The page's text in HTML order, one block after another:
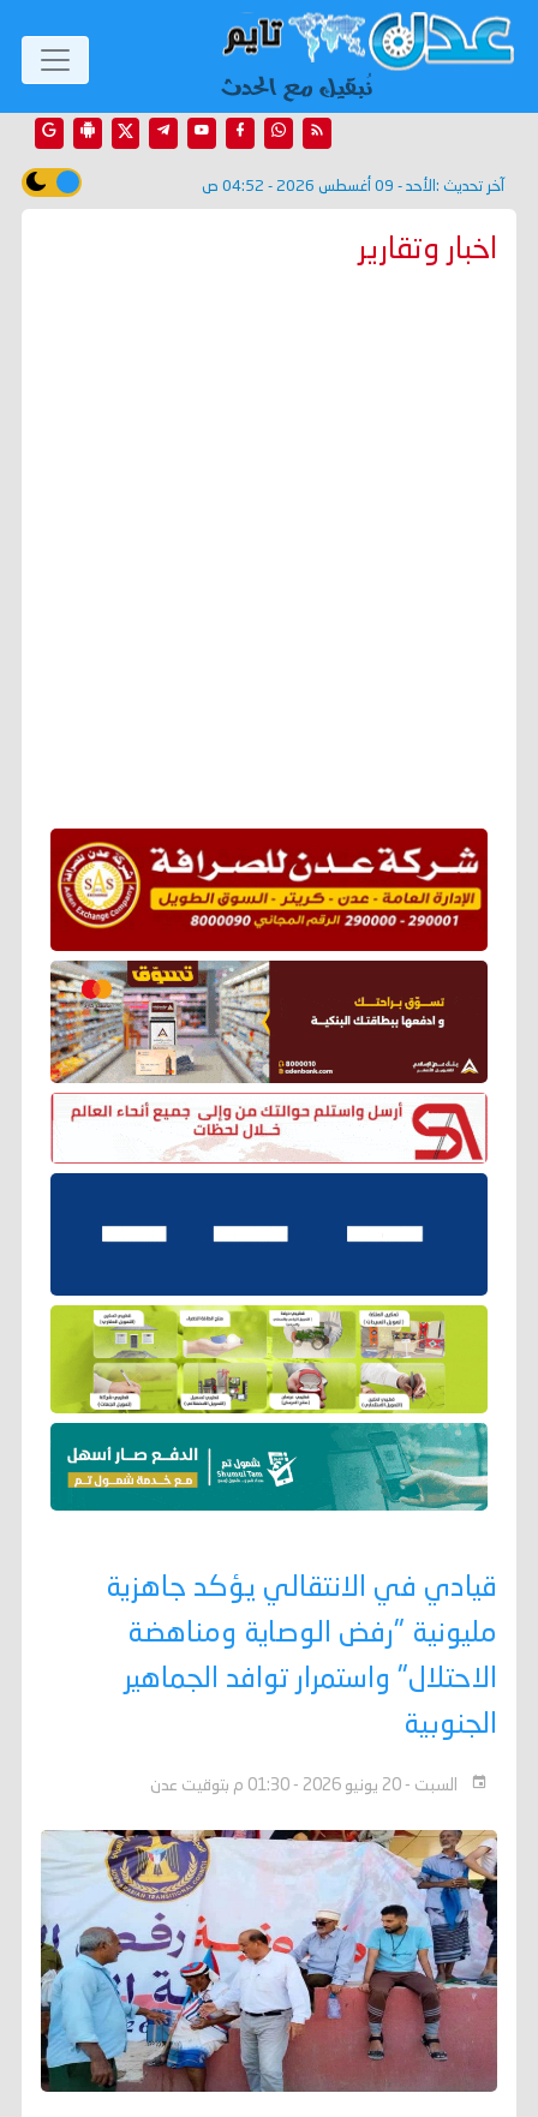
آخر تحديث : الأحد - 09 أغسطس 2026 - 04:52 ص
اخبار وتقارير
قيادي في الانتقالي يؤكد جاهزية
مليونية "رفض الوصاية ومناهضة
الاحتلال" واستمرار توافد الجماهير
الجنوبية
السبت - 20 يونيو 2026 - 01:30 م بتوقيت عدن